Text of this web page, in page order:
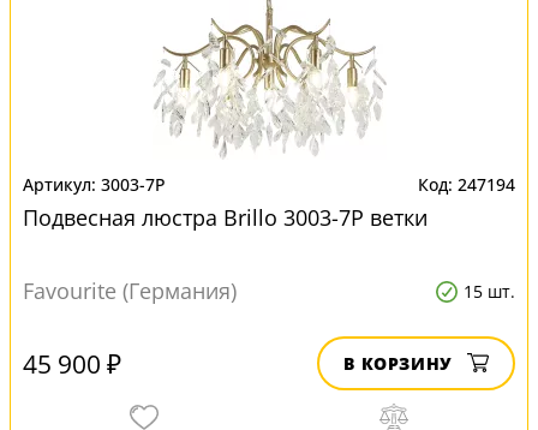
3003-7P 247194
Подвесная люстра Brillo 3003-7P ветки
Favourite (Германия) 15 шт.
45 900 ₽ В КОРЗИНУ